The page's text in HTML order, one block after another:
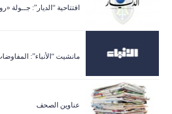
افتتاحية “الديار”: جــولة «روما 2»
مانشيت “الأنباء”:
عناوين الصحف